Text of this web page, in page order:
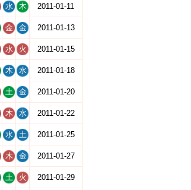
水 木 2011-01-11
金 金 2011-01-13
水 火 2011-01-15
木 水 2011-01-18
土 金 2011-01-20
木 水 2011-01-22
水 土 2011-01-25
木 金 2011-01-27
土 火 2011-01-29